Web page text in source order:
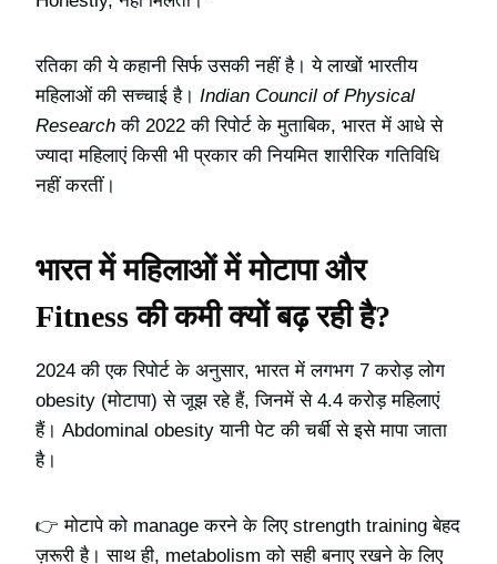
रतिका की ये कहानी सिर्फ उसकी नहीं है। ये लाखों भारतीय
महिलाओं की सच्चाई है। Indian Council of Physical
Research की 2022 की रिपोर्ट के मुताबिक, भारत में आधे से
ज्यादा महिलाएं किसी भी प्रकार की नियमित शारीरिक गतिविधि
नहीं करतीं।
भारत में महिलाओं में मोटापा और
Fitness की कमी क्यों बढ़ रही है?
2024 की एक रिपोर्ट के अनुसार, भारत में लगभग 7 करोड़ लोग
obesity (मोटापा) से जूझ रहे हैं, जिनमें से 4.4 करोड़ महिलाएं
हैं। Abdominal obesity यानी पेट की चर्बी से इसे मापा जाता
है।
👉 मोटापे को manage करने के लिए strength training बेहद
ज़रूरी है। साथ ही, metabolism को सही बनाए रखने के लिए